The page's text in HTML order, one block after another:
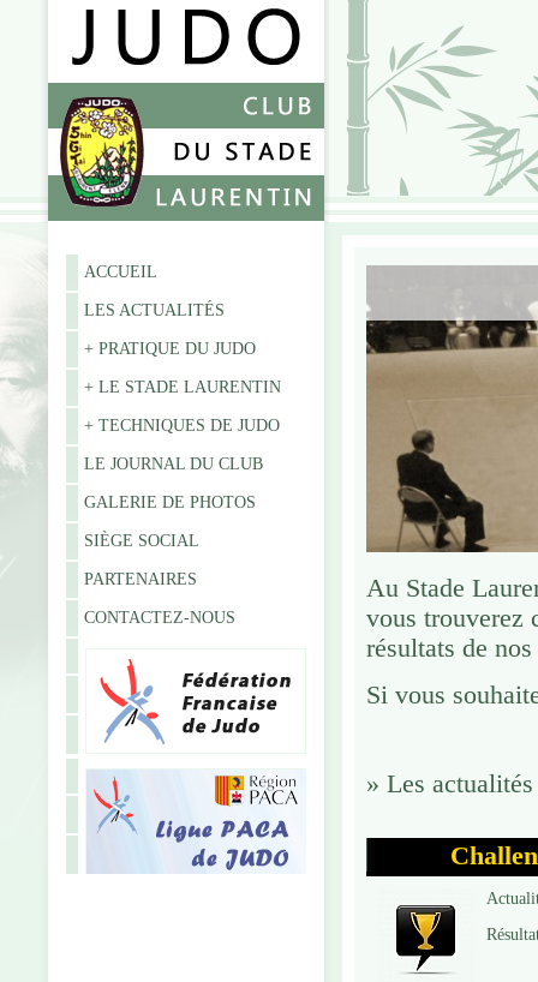
ACCUEIL
LES ACTUALITÉS
+ PRATIQUE DU JUDO
+ LE STADE LAURENTIN
+ TECHNIQUES DE JUDO
LE JOURNAL DU CLUB
GALERIE DE PHOTOS
SIÈGE SOCIAL
PARTENAIRES
CONTACTEZ-NOUS
Au Stade
vous trouverez
résultats de
Si vous
» Les actualités